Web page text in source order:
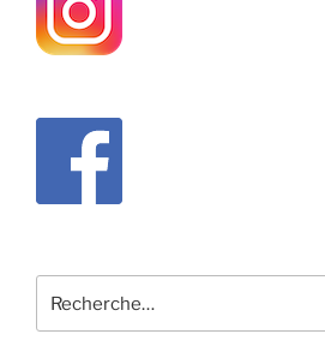
pour